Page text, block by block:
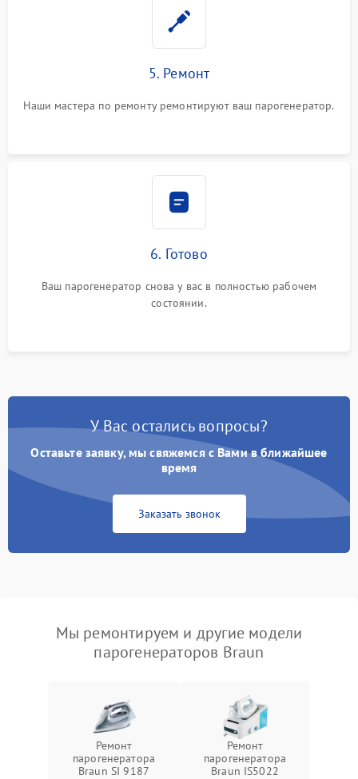
5. Ремонт
Наши мастера по ремонту ремонтируют ваш парогенератор.
6. Готово
Ваш парогенератор снова у вас в полностью рабочем
состоянии.
У Вас остались вопросы?
Оставьте заявку, мы свяжемся с Вами в ближайшее
время
Заказать звонок
Мы ремонтируем и другие модели
парогенераторов Braun
Ремонт
парогенератора
Braun SI 9187
Ремонт
парогенератора
Braun IS5022